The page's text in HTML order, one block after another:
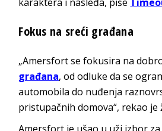
Fokus na sreći građana
„Amersfort se fokusira na
građana, od odluke da se
automobila do nuđenja
pristupačnih domova“, rekao je
Amersfort je ušao u uži izbor